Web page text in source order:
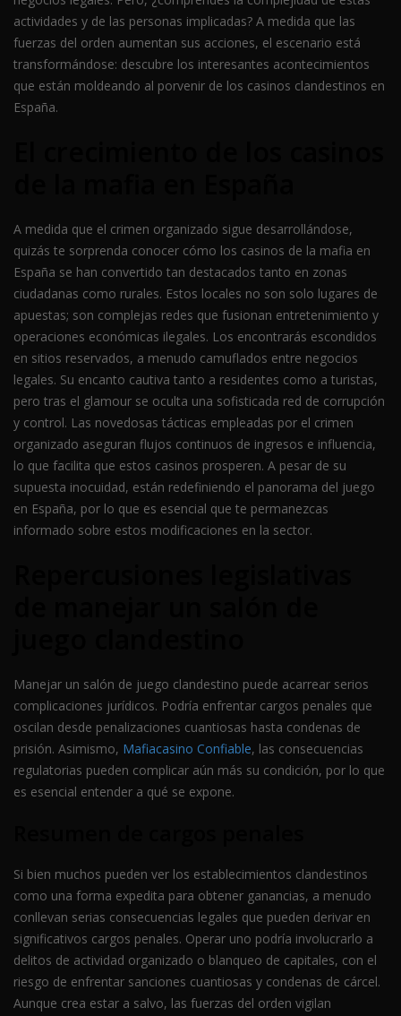
actividades y de las personas implicadas? A medida que las
fuerzas del orden aumentan sus acciones, el escenario está
transformándose: descubre los interesantes acontecimientos
que están moldeando al porvenir de los casinos clandestinos en
España.
A medida que el crimen organizado sigue desarrollándose,
quizás te sorprenda conocer cómo los casinos de la mafia en
España se han convertido tan destacados tanto en zonas
ciudadanas como rurales. Estos locales no son solo lugares de
apuestas; son complejas redes que fusionan entretenimiento y
operaciones económicas ilegales. Los encontrarás escondidos
en sitios reservados, a menudo camuflados entre negocios
legales. Su encanto cautiva tanto a residentes como a turistas,
pero tras el glamour se oculta una sofisticada red de corrupción
y control. Las novedosas tácticas empleadas por el crimen
organizado aseguran flujos continuos de ingresos e influencia,
lo que facilita que estos casinos prosperen. A pesar de su
supuesta inocuidad, están redefiniendo el panorama del juego
en España, por lo que es esencial que te permanezcas
informado sobre estos modificaciones en la sector.
Manejar un salón de juego clandestino puede acarrear serios
complicaciones jurídicos. Podría enfrentar cargos penales que
oscilan desde penalizaciones cuantiosas hasta condenas de
prisión. Asimismo, Mafiacasino Confiable, las consecuencias
regulatorias pueden complicar aún más su condición, por lo que
es esencial entender a qué se expone.
Si bien muchos pueden ver los establecimientos clandestinos
como una forma expedita para obtener ganancias, a menudo
conllevan serias consecuencias legales que pueden derivar en
significativos cargos penales. Operar uno podría involucrarlo a
delitos de actividad organizado o blanqueo de capitales, con el
riesgo de enfrentar sanciones cuantiosas y condenas de cárcel.
Aunque crea estar a salvo, las fuerzas del orden vigilan